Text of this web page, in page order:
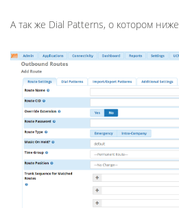
А так же Dial Patterns, о котором ниже